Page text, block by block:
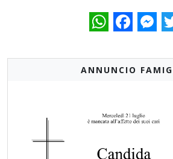
WhatsAppFacebook
ANNUNCIO